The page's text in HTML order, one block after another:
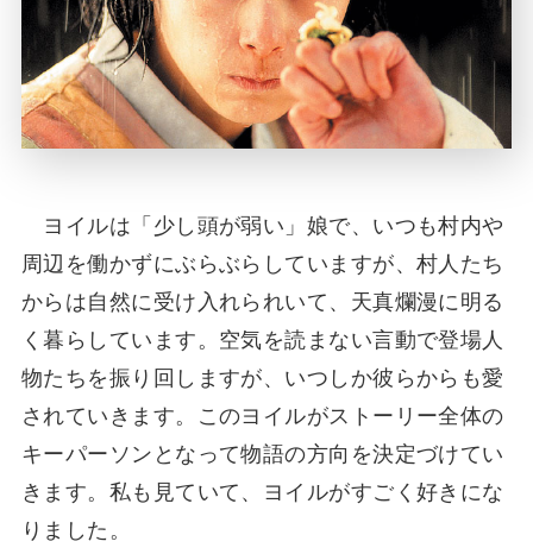
ヨイルは「少し頭が弱い」娘で、いつも村内や
周辺を働かずにぶらぶらしていますが、村人たち
からは自然に受け入れられいて、天真爛漫に明る
く暮らしています。空気を読まない言動で登場人
物たちを振り回しますが、いつしか彼らからも愛
されていきます。このヨイルがストーリー全体の
キーパーソンとなって物語の方向を決定づけてい
きます。私も見ていて、ヨイルがすごく好きにな
りました。